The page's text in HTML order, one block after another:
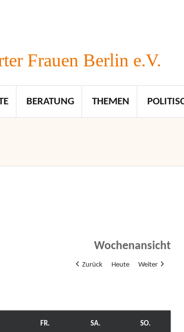
Frauen Berlin e.V.
BERATUNG THEMEN
Wochenansicht
Zurück Heute Weiter
DONNERSTAGFR. SA. SO.